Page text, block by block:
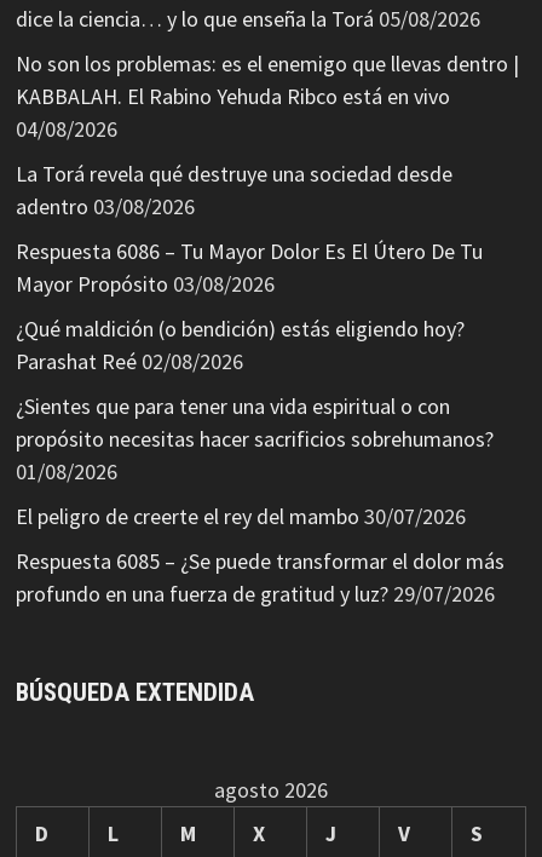
dice la ciencia… y lo que enseña la Torá 05/08/2026
No son los problemas: es el enemigo que llevas dentro |
KABBALAH. El Rabino Yehuda Ribco está en vivo
04/08/2026
La Torá revela qué destruye una sociedad desde
adentro 03/08/2026
Respuesta 6086 – Tu Mayor Dolor Es El Útero De Tu
Mayor Propósito 03/08/2026
¿Qué maldición (o bendición) estás eligiendo hoy?
Parashat Reé 02/08/2026
¿Sientes que para tener una vida espiritual o con
propósito necesitas hacer sacrificios sobrehumanos?
01/08/2026
El peligro de creerte el rey del mambo 30/07/2026
Respuesta 6085 – ¿Se puede transformar el dolor más
profundo en una fuerza de gratitud y luz? 29/07/2026
BÚSQUEDA EXTENDIDA
agosto 2026
D
L M X J V
S